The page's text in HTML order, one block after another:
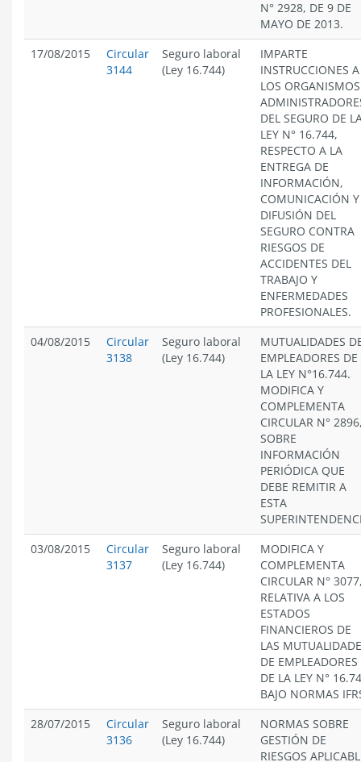
N° 2928, DE 9 DE
MAYO DE 2013.
17/08/2015
Circular
3144
Seguro laboral
(Ley 16.744)
IMPARTE
INSTRUCCIONES A
LOS ORGANISMOS
DEL SEGURO DE
LEY N° 16.744,
RESPECTO A LA
ENTREGA DE
INFORMACIÓN,
COMUNICACIÓN Y
DIFUSIÓN DEL
SEGURO CONTRA
RIESGOS DE
ACCIDENTES DEL
TRABAJO Y
ENFERMEDADES
PROFESIONALES.
04/08/2015
Circular
3138
Seguro laboral
(Ley 16.744)
MUTUALIDADES
EMPLEADORES DE
LA LEY N°16.744.
MODIFICA Y
COMPLEMENTA
CIRCULAR N°
SOBRE
INFORMACIÓN
PERIÓDICA QUE
DEBE REMITIR A
ESTA
03/08/2015
Circular
3137
Seguro laboral
(Ley 16.744)
MODIFICA Y
COMPLEMENTA
CIRCULAR N°
RELATIVA A LOS
ESTADOS
FINANCIEROS DE
LAS
DE EMPLEADORES
DE LA LEY N°
BAJO NORMAS
28/07/2015
Circular
3136
Seguro laboral
(Ley 16.744)
NORMAS SOBRE
GESTIÓN DE
RIESGOS